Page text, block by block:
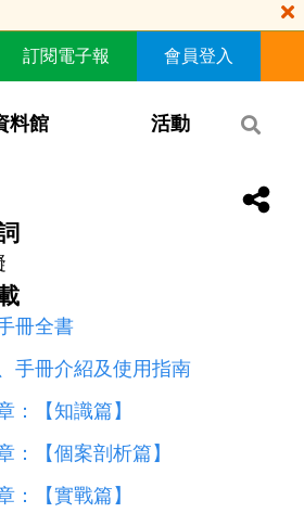
訂閱電子報 會員登入
料館 活動
冊全書
手冊介紹及使用指南
：【知識篇】
：【個案剖析篇】
：【實戰篇】